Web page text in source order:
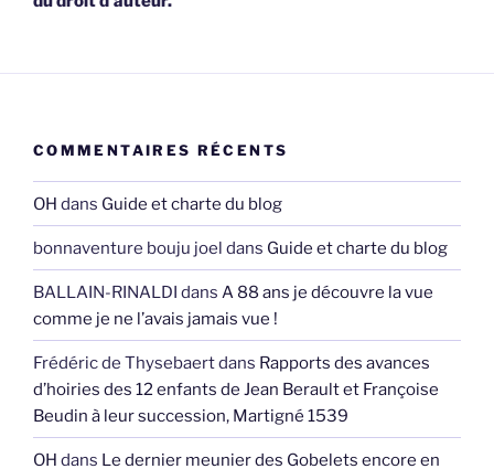
COMMENTAIRES RÉCENTS
OH dans Guide et charte du blog
bonnaventure bouju joel dans Guide et charte du blog
BALLAIN-RINALDI dans A 88 ans je découvre la vue
comme je ne l’avais jamais vue !
Frédéric de Thysebaert dans Rapports des avances
d’hoiries des 12 enfants de Jean Berault et Françoise
Beudin à leur succession, Martigné 1539
OH dans Le dernier meunier des Gobelets encore en